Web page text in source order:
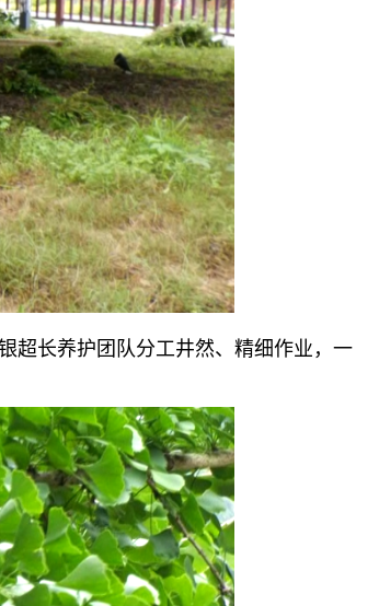
超长养护团队分工井然、精细作业，一